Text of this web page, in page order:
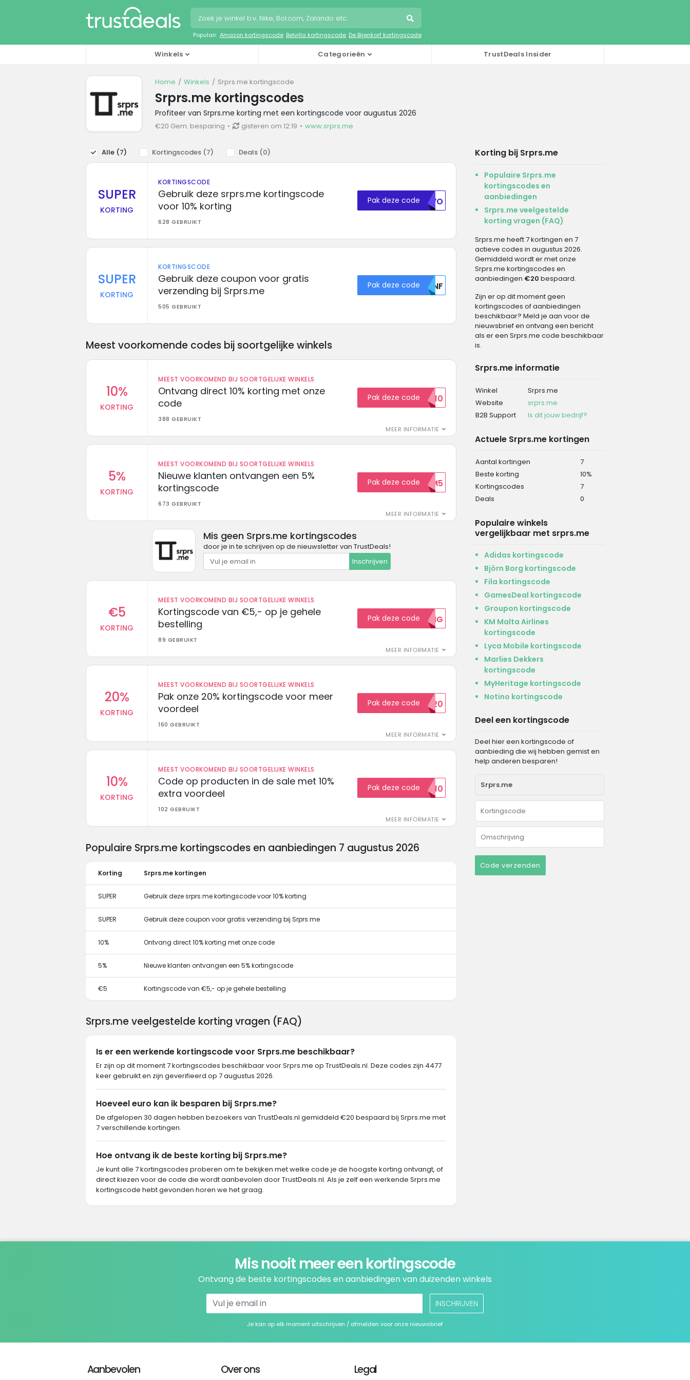
Populair: Amazon kortingscode Belvilla kortingscode De Bijenkorf kortingscode
Winkels Categorieën TrustDeals Insider
Home Winkels Srprs.me kortingscode
Srprs.me kortingscodes
Profiteer van Srprs.me korting met een kortingscode voor augustus 2026
€20 Gem. besparing gisteren om 12:19 www.srprs.me
Alle (7) Kortingscodes (7) Deals (0)
SUPER
KORTING
KORTINGSCODE
Gebruik deze srprs.me kortingscode
voor 10% korting
628 GEBRUIKT
Pak deze code VUVO
SUPER
KORTING
KORTINGSCODE
Gebruik deze coupon voor gratis
verzending bij Srprs.me
505 GEBRUIKT
Pak deze code RLNF
Meest voorkomende codes bij soortgelijke winkels
10%
KORTING
MEEST VOORKOMEND BIJ SOORTGELIJKE WINKELS
Ontvang direct 10% korting met onze
code
388 GEBRUIKT
MEER INFORMATIE
Pak deze codeEXTRA10
5%
KORTING
MEEST VOORKOMEND BIJ SOORTGELIJKE WINKELS
Nieuwe klanten ontvangen een 5%
kortingscode
673 GEBRUIKT
MEER INFORMATIE
Pak deze codeWELKOM5
Mis geen Srprs.me kortingscodes
door je in te schrijven op de nieuwsletter van TrustDeals!
Inschrijven
€5
KORTING
MEEST VOORKOMEND BIJ SOORTGELIJKE WINKELS
Kortingscode van €5,- op je gehele
bestelling
89 GEBRUIKT
MEER INFORMATIE
Pak deze code5KORTING
20%
KORTING
MEEST VOORKOMEND BIJ SOORTGELIJKE WINKELS
Pak onze 20% kortingscode voor meer
voordeel
160 GEBRUIKT
MEER INFORMATIE
Pak deze codeEXTRA20
10%
KORTING
MEEST VOORKOMEND BIJ SOORTGELIJKE WINKELS
Code op producten in de sale met 10%
extra voordeel
102 GEBRUIKT
MEER INFORMATIE
Pak deze codeSALE10
Korting bij Srprs.me
Populaire Srprs.me
kortingscodes en
aanbiedingen
Srprs.me veelgestelde
korting vragen (FAQ)
Srprs.me heeft 7 kortingen en 7
actieve codes in augustus 2026.
Gemiddeld wordt er met onze
Srprs.me kortingscodes en
aanbiedingen €20 bespaard.
Zijn er op dit moment geen
kortingscodes of aanbiedingen
beschikbaar? Meld je aan voor de
nieuwsbrief en ontvang een bericht
als er een Srprs.me code beschikbaar
is.
Srprs.me informatie
Winkel
Srprs.me
Website
srprs.me
B2B Support
Is dit jouw bedrijf?
Actuele Srprs.me kortingen
Aantal kortingen
7
Beste korting
10%
Kortingscodes
7
Deals
0
Populaire winkels
vergelijkbaar met srprs.me
Adidas kortingscode
Björn Borg kortingscode
Fila kortingscode
GamesDeal kortingscode
Groupon kortingscode
KM Malta Airlines
kortingscode
Lyca Mobile kortingscode
Marlies Dekkers
kortingscode
MyHeritage kortingscode
Notino kortingscode
Deel een kortingscode
Deel hier een kortingscode of
aanbieding die wij hebben gemist en
help anderen besparen!
Code verzenden
Populaire Srprs.me kortingscodes en aanbiedingen 7 augustus 2026
Korting Srprs.me kortingen
SUPER Gebruik deze srprs.me kortingscode voor 10% korting
SUPER Gebruik deze coupon voor gratis verzending bij Srprs.me
10% Ontvang direct 10% korting met onze code
5% Nieuwe klanten ontvangen een 5% kortingscode
€5 Kortingscode van €5,- op je gehele bestelling
Srprs.me veelgestelde korting vragen (FAQ)
Is er een werkende kortingscode voor Srprs.me beschikbaar?
Er zijn op dit moment 7 kortingscodes beschikbaar voor Srprs.me op TrustDeals.nl. Deze codes zijn 4477
keer gebruikt en zijn geverifieerd op 7 augustus 2026.
Hoeveel euro kan ik besparen bij Srprs.me?
De afgelopen 30 dagen hebben bezoekers van TrustDeals.nl gemiddeld €20 bespaard bij Srprs.me met
7 verschillende kortingen.
Hoe ontvang ik de beste korting bij Srprs.me?
Je kunt alle 7 kortingscodes proberen om te bekijken met welke code je de hoogste korting ontvangt, of
direct kiezen voor de code die wordt aanbevolen door TrustDeals.nl. Als je zelf een werkende Srprs.me
kortingscode hebt gevonden horen we het graag.
Mis nooit meer een kortingscode
Ontvang de beste kortingscodes en aanbiedingen van duizenden winkels
INSCHRIJVEN
Je kan op elk moment uitschrijven / afmelden voor onze nieuwsbrief
Aanbevolen Over ons Legal